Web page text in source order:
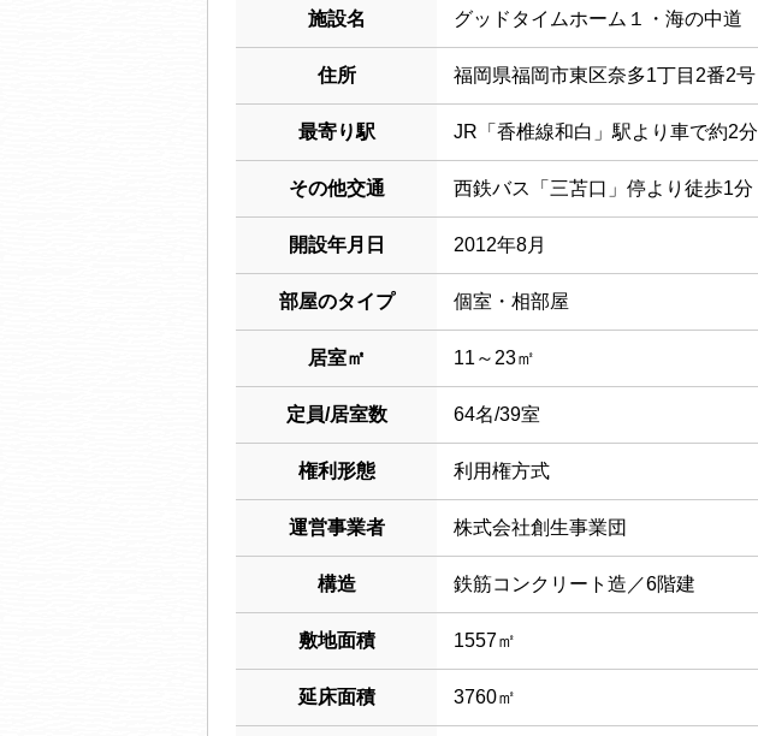
施設名 グッドタイムホーム１・海の中道
住所 福岡県福岡市東区奈多1丁目2番2号
最寄り駅 JR「香椎線和白」駅より車で約2分
その他交通 西鉄バス「三苫口」停より徒歩1分
開設年月日 2012年8月
部屋のタイプ 個室・相部屋
居室㎡ 11～23㎡
定員/居室数 64名/39室
権利形態 利用権方式
運営事業者 株式会社創生事業団
構造 鉄筋コンクリート造／6階建
敷地面積 1557㎡
延床面積 3760㎡